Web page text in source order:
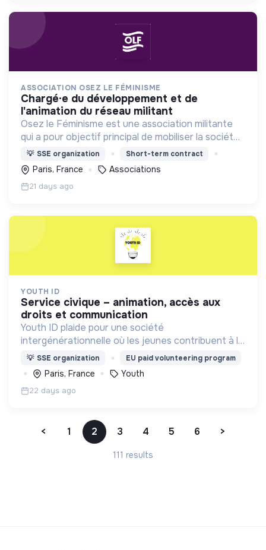
ASSOCIATION OSEZ LE FÉMINISME
chargé·e du développement et de
l'animation du réseau militant
Osez le Féminisme est une association militante
qui a pour objectif principal de mobiliser la société
autour des droits des femmes, afin de faire
évoluer les mentalités et faire progresser l’égalité.
💡 SSE organization Short-term contract
Paris, France Associations
21 days ago
YOUTH ID
service civique – animation, accès aux
droits et communication
Youth ID plaide pour une société
intergénérationnelle où les jeunes contribuent à la
construction d’un monde durable. Accompagner la
jeunesse, plus particulièrement les publics
prioritaires, à agir
💡 SSE organization EU paid volunteering program
Paris, France Youth
22 days ago
< 1 2 3 4 5 6 >
111 results